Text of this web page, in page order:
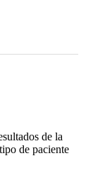
de la
de paciente